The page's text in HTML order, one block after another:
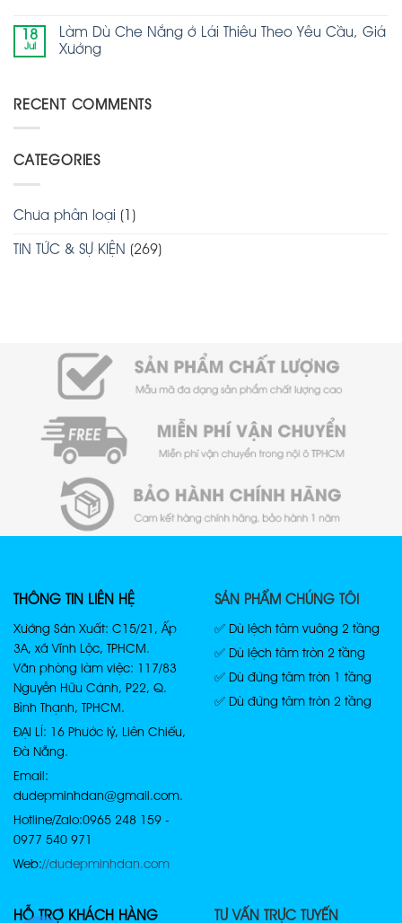
18
Jul
Làm Dù Che Nắng ở Lái Thiêu Theo Yêu Cầu, Giá
Xưởng
RECENT COMMENTS
CATEGORIES
Chưa phân loại (1)
TIN TỨC & SỰ KIỆN (269)
THÔNG TIN LIÊN HỆ
Xưởng Sản Xuất: C15/21, Ấp
3A, xã Vĩnh Lộc, TPHCM.
Văn phòng làm việc: 117/83
Nguyễn Hữu Cảnh, P22, Q.
Bình Thạnh, TPHCM.
ĐẠI LÍ: 16 Phước lý, Liên Chiểu,
Đà Nẵng.
Email:
dudepminhdan@gmail.com.
Hotline/Zalo: 0965 248 159 -
0977 540 971
Web://dudepminhdan.com
SẢN PHẨM CHÚNG TÔI
✅ Dù lệch tâm vuông 2 tầng
✅ Dù lệch tâm tròn 2 tầng
✅ Dù đứng tâm tròn 1 tầng
✅ Dù đứng tâm tròn 2 tầng
HỖ TRỢ KHÁCH HÀNG TƯ VẤN TRỰC TUYẾN